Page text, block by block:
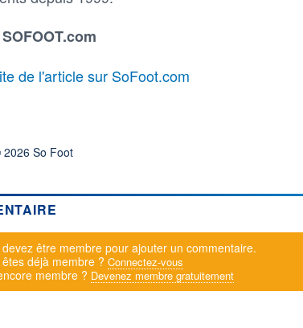
de l'article sur SoFoot.com
So Foot
d'alerte
devez être membre pour ajouter un commentaire.
êtes déjà membre ? Connectez-vous
membre ? Devenez membre gratuitement